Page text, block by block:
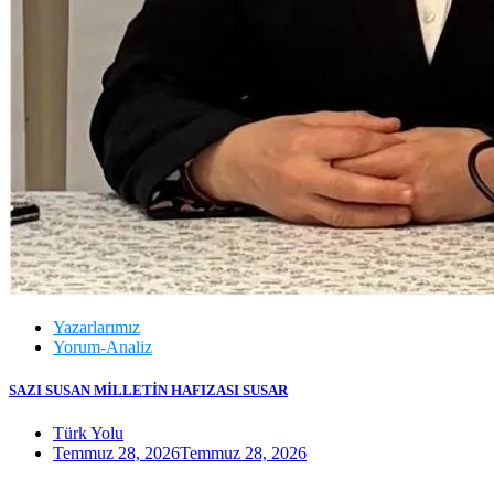
Yazarlarımız
Yorum-Analiz
SAZI SUSAN MİLLETİN HAFIZASI SUSAR
Türk Yolu
Temmuz 28, 2026Temmuz 28, 2026